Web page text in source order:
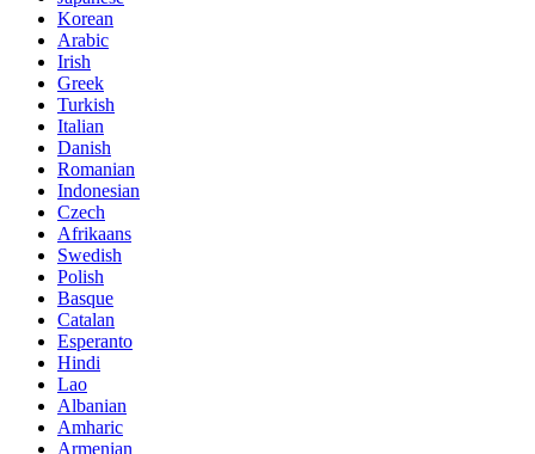
Korean
Arabic
Irish
Greek
Turkish
Italian
Danish
Romanian
Indonesian
Czech
Afrikaans
Swedish
Polish
Basque
Catalan
Esperanto
Hindi
Lao
Albanian
Amharic
Armenian